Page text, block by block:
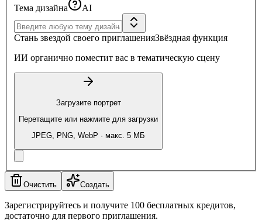
Тема дизайна AI
Стань звездой своего приглашенияЗвёздная функция
ИИ органично поместит вас в тематическую сцену
Загрузите портрет
Перетащите или нажмите для загрузки
JPEG, PNG, WebP · макс. 5 МБ
Очистить Создать
Зарегистрируйтесь и получите 100 бесплатных кредитов,
достаточно для первого приглашения.